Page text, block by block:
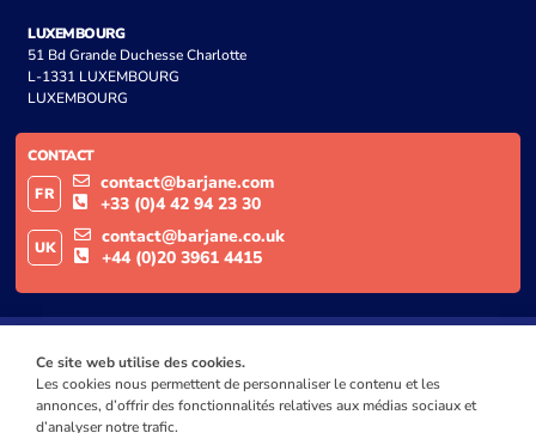
LUXEMBOURG
51 Bd Grande Duchesse Charlotte
L-1331 LUXEMBOURG
LUXEMBOURG
CONTACT
FR
contact@barjane.com
+33 (0)4 42 94 23 30
UK
contact@barjane.co.uk
+44 (0)20 3961 4415
Ce site web utilise des cookies.
Les cookies nous permettent de personnaliser le contenu et les
annonces, d’offrir des fonctionnalités relatives aux médias sociaux et
d’analyser notre trafic.